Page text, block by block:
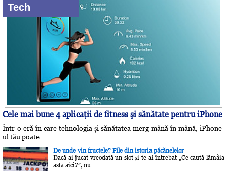
Tech
Cele mai bune 4 aplicaţii de fitness şi sănătate pentru iPhone
Într-o eră în care tehnologia și sănătatea merg mână în mână, iPhone-
ul tău poate
De unde vin fructele? File din istoria păcănelelor
Dacă ai jucat vreodată un slot și te-ai întrebat „Ce caută lămâia
asta aici?”, nu